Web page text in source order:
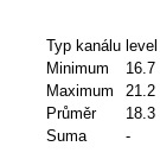
Typ kanálu level
Minimum
16.7
Maximum
21.2
Průměr
18.3
Suma
-